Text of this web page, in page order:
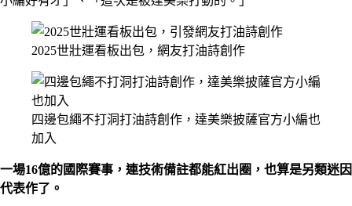
2025世壯運看板出包，網友打油詩創作
四邊包繩不打洞打油詩創作，達美樂披薩官方小編也
加入
一場16億的國際賽事，連技術備註都能紅出圈，也算是另類迷因
代表作了。